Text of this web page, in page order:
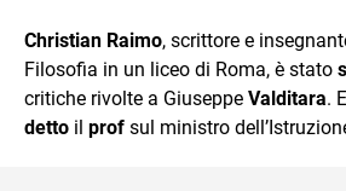
mente.
Christian Raimo, scrittore e
Filosofia in un liceo di Roma, è stato
critiche rivolte a Giuseppe Valditara.
detto il prof sul ministro